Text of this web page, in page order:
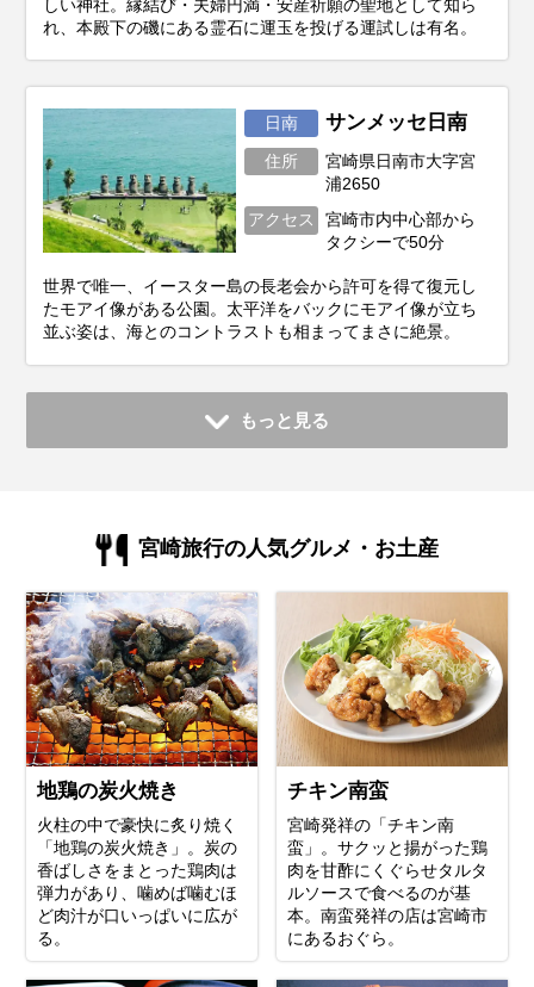
しい神社。縁結び・夫婦円満・安産祈願の聖地として知ら
れ、本殿下の磯にある霊石に運玉を投げる運試しは有名。
日南 サンメッセ日南
住所
宮崎県日南市大字宮
浦2650
アクセス
宮崎市内中心部から
タクシーで50分
世界で唯一、イースター島の長老会から許可を得て復元し
たモアイ像がある公園。太平洋をバックにモアイ像が立ち
並ぶ姿は、海とのコントラストも相まってまさに絶景。
もっと見る
宮崎旅行の人気グルメ・お土産
地鶏の炭火焼き
火柱の中で豪快に炙り焼く
「地鶏の炭火焼き」。炭の
香ばしさをまとった鶏肉は
弾力があり、噛めば噛むほ
ど肉汁が口いっぱいに広が
る。
チキン南蛮
宮崎発祥の「チキン南
蛮」。サクッと揚がった鶏
肉を甘酢にくぐらせタルタ
ルソースで食べるのが基
本。南蛮発祥の店は宮崎市
にあるおぐら。